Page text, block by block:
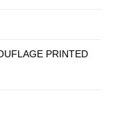
PRINTED